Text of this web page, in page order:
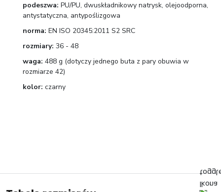
podeszwa: PU/PU, dwuskładnikowy natrysk, olejoodporna,
antystatyczna, antypoślizgowa
norma: EN ISO 20345:2011 S2 SRC
rozmiary: 36 - 48
waga: 488 g (dotyczy jednego buta z pary obuwia w
rozmiarze 42)
kolor: czarny